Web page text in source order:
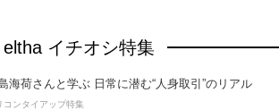
eltha イチオシ特集
海荷さんと学ぶ 日常に潜む“人身取引”のリアル
コンタイアップ特集